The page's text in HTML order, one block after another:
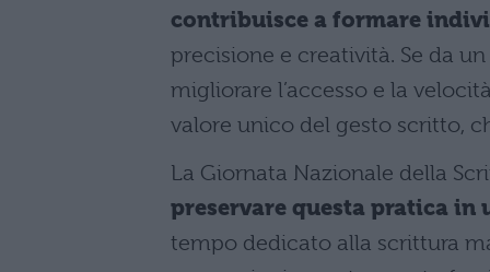
contribuisce a formare
precisione e creatività. Se da
migliorare l’accesso e la
valore unico del gesto scritto,
La Giornata Nazionale della
preservare questa pratica
tempo dedicato alla scrittura